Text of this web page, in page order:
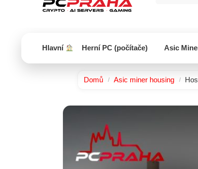
Hlavní Herní PC (počítače) Asic
Domů / Asic miner housing /